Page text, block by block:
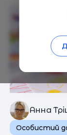
Анна
Особистий